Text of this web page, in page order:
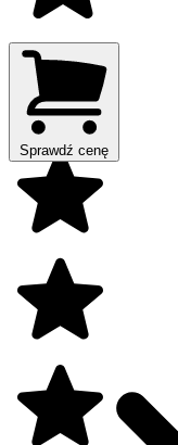
Sprawdź cenę